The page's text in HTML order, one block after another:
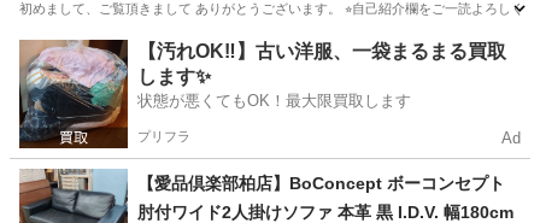
初めまして、ご覧頂きまして ありがとうございます。 ⭐︎自己紹介欄をご一読よろし
千葉 松戸市 常盤平駅 椅子
【汚れOK‼️】古い洋服、一袋まるまる買取
します✨
状態が悪くてもOK！最大限買取します
プリフラ Ad
【愛品倶楽部柏店】BoConcept ボーコンセプト
肘付ワイド2人掛けソファ 本革 黒 I.D.V. 幅180cm